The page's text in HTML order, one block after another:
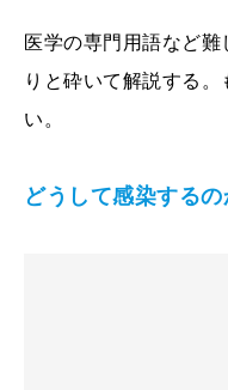
医学の専門用語など
りと砕いて解説する
い。
どうして感染するの